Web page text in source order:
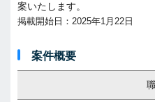
案いたします。
掲載開始日：2025年1月22日
案件概要